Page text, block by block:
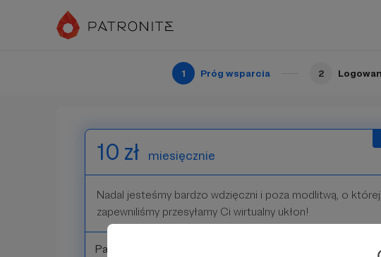
1 Próg wsparcia 2
przy kolejnych opisach, ale chcesz, czy nie chcesz i tak się
10 zł miesięcznie
Nadal jesteśmy bardzo wdzięczni i poza modlitwą, o
zapewniliśmy przesyłamy Ci wirtualny ukłon!
Patroni: 0